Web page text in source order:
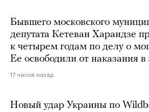
Бывшего московского
депутата Кетеван Хараидзе
к четырем годам по делу о
Ее освободили от наказания в
17 часов назад
Новый удар Украины по